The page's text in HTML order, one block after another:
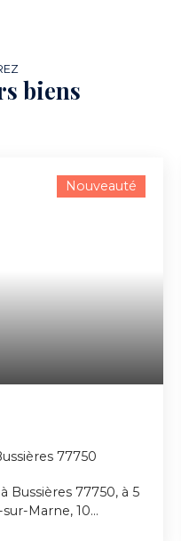
biens
Nouveauté
77750
Bussières 77750, à 5
Marne, 10